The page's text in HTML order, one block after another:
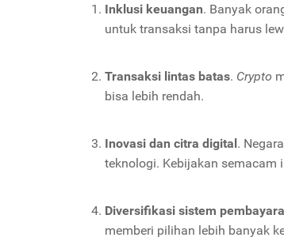
Inklusi keuangan. Banyak
untuk transaksi tanpa harus
Transaksi lintas batas. Crypto
bisa lebih rendah.
Inovasi dan citra digital.
teknologi. Kebijakan semacam
Diversifikasi sistem
memberi pilihan lebih banyak